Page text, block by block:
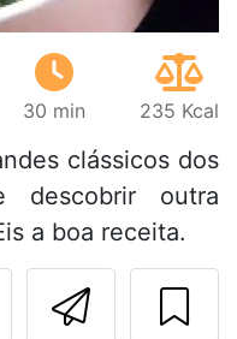
30 min 235 Kcal
clássicos dos
descobrir outra
a boa receita.
Imprimao autor